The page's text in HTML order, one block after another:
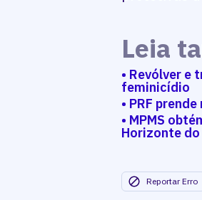
Leia
• Revólver e
feminicídio
• PRF
• MPMS
Horizonte do
Reportar Erro